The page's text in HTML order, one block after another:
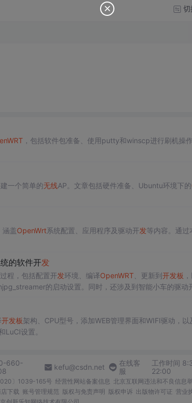
切
，包括软件包准备、使用putty和winscp进行刷机操
一个简单的无线AP。文章包括硬件准备、Ubuntu环境下的
涵盖OpenWrt系统配置、应用程序及驱动开发等内容。通过
的软件开发
程，包括配置开发环境、编译OpenWRT、更新到开发板
的启动设置。同时，还涉及到智能小车的驱动
开发板架构、CPU型号，添加WEB管理界面和WIFI驱动，以
设置。
660-
kefu@csdn.net
在线客
服
工作时间
22:00
〕1039-165号 经营性网站备案信息 北京互联网违法和不良信息
下载 账号管理规范 版权与免责声明 版权申诉 出版物许可证 营业